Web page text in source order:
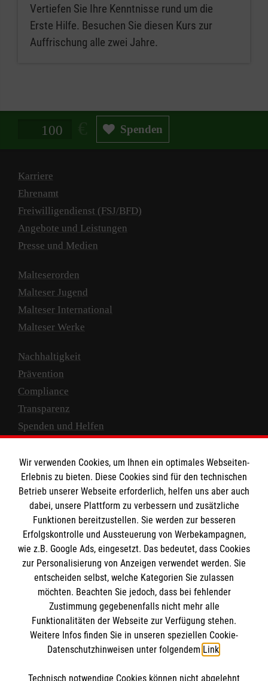
Vertiefen Sie Ihre Kenntnisse rund um die
Erste Hilfe. Besuchen Sie diesen Kurs zur
Auffrischung alle zwei Jahre.
Spendenbetrag in Euro Spenden
Karriere
Ehrenamt
Freiwilligendienst (FSJ/BFD)
Angebote und Leistungen
Presse und Medien
Malteserorden
Malteser Jugend
Malteser International
Malteser Werke
Nachhaltigkeit
Prävention
Compliance
Transparenz
Spenden und Helfen
Empfänger: Malteser Hilfsdienst e.V.
IBAN: DE10 3706 0120 1201 2000 12
BIC: GENODED 1PA7
Newsletter abonnieren
Wir verwenden Cookies, um Ihnen ein optimales Webseiten-
Erlebnis zu bieten. Diese Cookies sind für den technischen
Betrieb unserer Webseite erforderlich, helfen uns aber auch
dabei, unsere Plattform zu verbessern und zusätzliche
Funktionen bereitzustellen. Sie werden zur besseren
Erfolgskontrolle und Aussteuerung von Werbekampagnen,
wie z.B. Google Ads, eingesetzt. Das bedeutet, dass Cookies
zur Personalisierung von Anzeigen verwendet werden. Sie
entscheiden selbst, welche Kategorien Sie zulassen
möchten. Beachten Sie jedoch, dass bei fehlender
Zustimmung gegebenenfalls nicht mehr alle
Funktionalitäten der Webseite zur Verfügung stehen.
Weitere Infos finden Sie in unseren speziellen Cookie-
Datenschutzhinweisen unter folgendem Link.
Technisch notwendige Cookies können nicht abgelehnt